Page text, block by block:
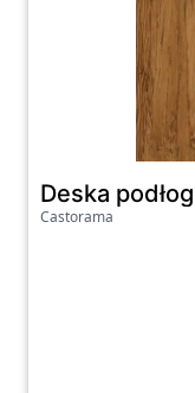
Deska
Castorama